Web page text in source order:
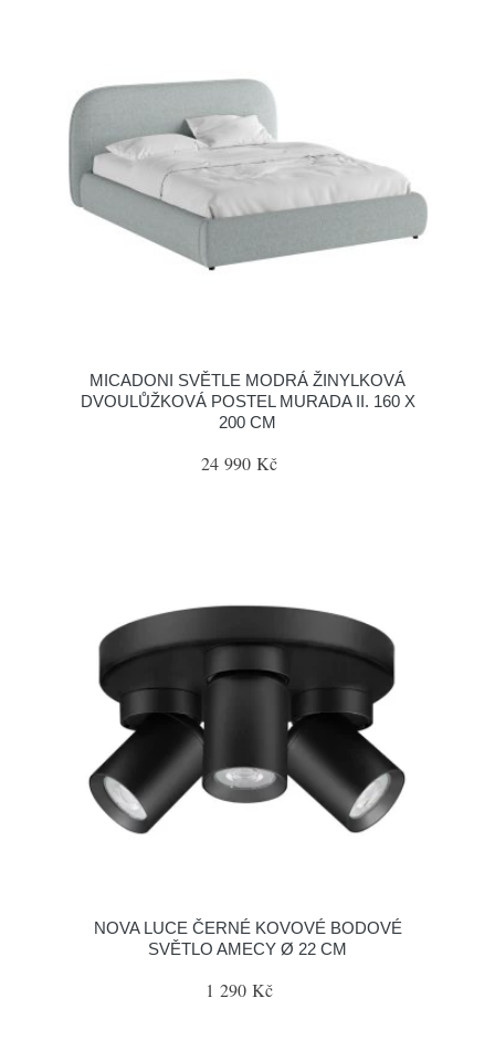
MICADONI SVĚTLE MODRÁ ŽINYLKOVÁ
DVOULŮŽKOVÁ POSTEL MURADA II. 160 X
200 CM
24 990 Kč
NOVA LUCE ČERNÉ KOVOVÉ BODOVÉ
SVĚTLO AMECY Ø 22 CM
1 290 Kč